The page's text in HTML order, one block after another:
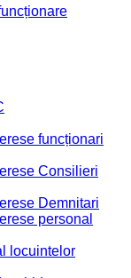
funcționari
Consilieri
Demnitari
personal
locuintelor